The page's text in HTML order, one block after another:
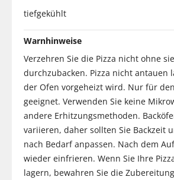
tiefgekühlt
Warnhinweise
Verzehren Sie die Pizza nicht ohne
durchzubacken. Pizza nicht antauen
der Ofen vorgeheizt wird. Nur für
geeignet. Verwenden Sie keine
andere Erhitzungsmethoden.
variieren, daher sollten Sie Backzeit
nach Bedarf anpassen. Nach dem
wieder einfrieren. Wenn Sie Ihre
lagern, bewahren Sie die